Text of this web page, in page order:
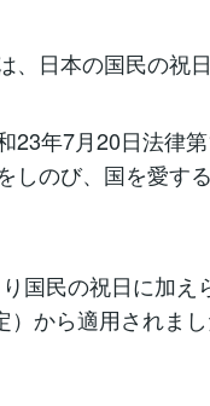
日本の国民の祝日
年7月20日法律第
しのび、国を愛す
国民の祝日に加え
から適用されまし